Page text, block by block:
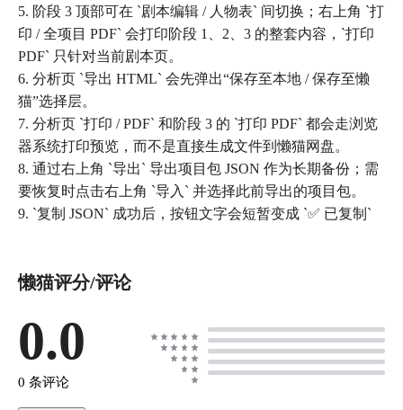
5. 阶段 3 顶部可在 `剧本编辑 / 人物表` 间切换；右上角 `打
印 / 全项目 PDF` 会打印阶段 1、2、3 的整套内容，`打印
PDF` 只针对当前剧本页。
6. 分析页 `导出 HTML` 会先弹出“保存至本地 / 保存至懒
猫”选择层。
7. 分析页 `打印 / PDF` 和阶段 3 的 `打印 PDF` 都会走浏览
器系统打印预览，而不是直接生成文件到懒猫网盘。
8. 通过右上角 `导出` 导出项目包 JSON 作为长期备份；需
要恢复时点击右上角 `导入` 并选择此前导出的项目包。
9. `复制 JSON` 成功后，按钮文字会短暂变成 `✅ 已复制`
懒猫评分/评论
0.0
0 条评论